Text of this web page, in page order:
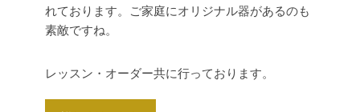
れております。ご家庭にオリジナル器があるのも
素敵ですね。
レッスン・オーダー共に行っております。